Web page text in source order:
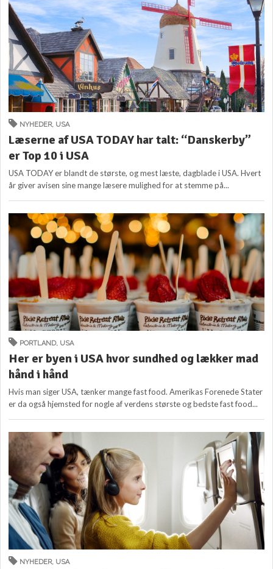
NYHEDER, USA
Læserne af USA TODAY har talt: “Danskerby”
er Top 10 i USA
USA TODAY er blandt de største, og mest læste, dagblade i USA. Hvert
år giver avisen sine mange læsere mulighed for at stemme på...
PORTLAND, USA
Her er byen i USA hvor sundhed og lækker mad
hånd i hånd
Hvis man siger USA, tænker mange fast food. Amerikas Forenede Stater
er da også hjemsted for nogle af verdens største og bedste fast food...
NYHEDER, USA